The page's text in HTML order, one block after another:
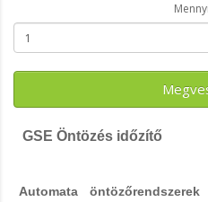
GSE Öntözés időzítő
Automata